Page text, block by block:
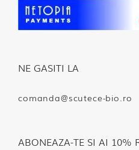
NE GASITI LA
comanda@scutece-bio.ro
ABONEAZA-TE SI AI 10%